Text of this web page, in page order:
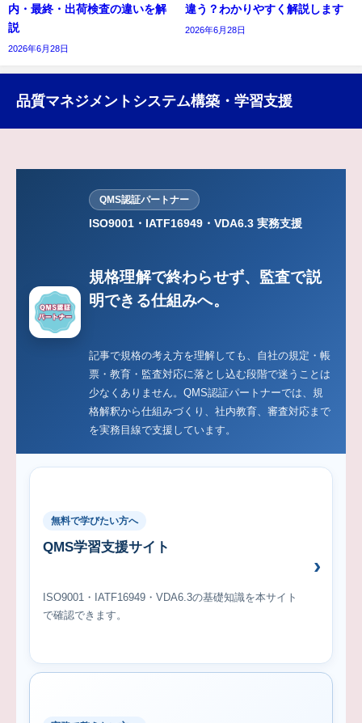
内・最終・出荷検査の違いを解
説
2026年6月28日
違う？わかりやすく解説します
2026年6月28日
品質マネジメントシステム構築・学習支援
QMS認証パートナー
ISO9001・IATF16949・VDA6.3 実務支援
規格理解で終わらせず、監査で説
明できる仕組みへ。
記事で規格の考え方を理解しても、自社の規定・帳
票・教育・監査対応に落とし込む段階で迷うことは
少なくありません。QMS認証パートナーでは、規
格解釈から仕組みづくり、社内教育、審査対応まで
を実務目線で支援しています。
無料で学びたい方へ
QMS学習支援サイト
ISO9001・IATF16949・VDA6.3の基礎知識を本サイト
で確認できます。